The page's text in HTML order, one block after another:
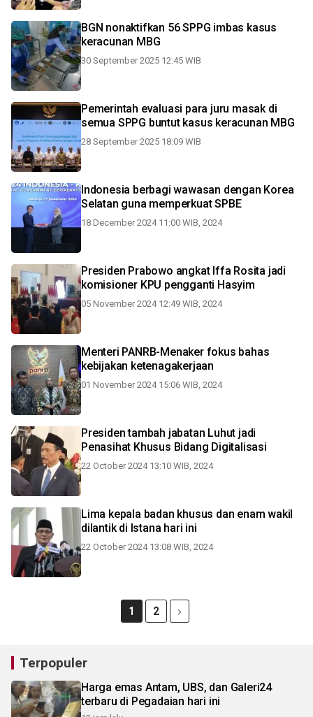
BGN nonaktifkan 56 SPPG imbas kasus
keracunan MBG
30 September 2025 12:45 WIB
Pemerintah evaluasi para juru masak di
semua SPPG buntut kasus keracunan MBG
28 September 2025 18:09 WIB
Indonesia berbagi wawasan dengan Korea
Selatan guna memperkuat SPBE
18 December 2024 11:00 WIB, 2024
Presiden Prabowo angkat Iffa Rosita jadi
komisioner KPU pengganti Hasyim
05 November 2024 12:49 WIB, 2024
Menteri PANRB-Menaker fokus bahas
kebijakan ketenagakerjaan
01 November 2024 15:06 WIB, 2024
Presiden tambah jabatan Luhut jadi
Penasihat Khusus Bidang Digitalisasi
22 October 2024 13:10 WIB, 2024
Lima kepala badan khusus dan enam wakil
dilantik di Istana hari ini
22 October 2024 13:08 WIB, 2024
1 2
Terpopuler
Harga emas Antam, UBS, dan Galeri24
terbaru di Pegadaian hari ini